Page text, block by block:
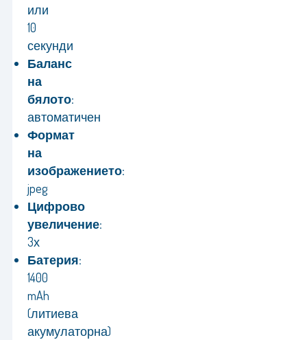
или
10
секунди
Баланс
на
бялото:
автоматичен
Формат
на
изображението:
jpeg
Цифрово
увеличение:
3х
Батерия:
1400
mAh
(литиева
акумулаторна)